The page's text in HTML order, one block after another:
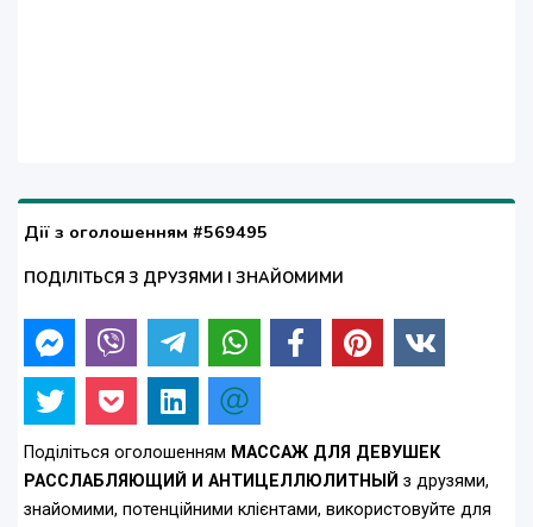
Дії з оголошенням #569495
ПОДІЛІТЬСЯ З ДРУЗЯМИ І ЗНАЙОМИМИ
Поділіться оголошенням МАССАЖ ДЛЯ ДЕВУШЕК
РАССЛАБЛЯЮЩИЙ И АНТИЦЕЛЛЮЛИТНЫЙ з друзями,
знайомими, потенційними клієнтами, використовуйте для